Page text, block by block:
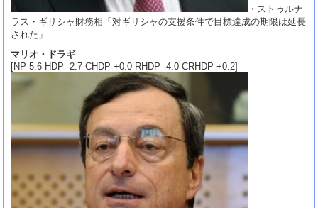
・ストゥルナ
ラス・ギリシャ財務相「対ギリシャの支援条件で目標達成の期限は延長
された」
マリオ・ドラギ
[NP-5.6 HDP -2.7 CHDP +0.0 RHDP -4.0 CRHDP +0.2]